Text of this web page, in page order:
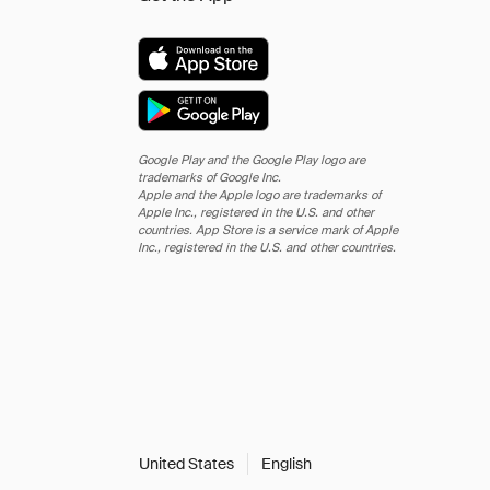
Google Play and the Google Play logo are
trademarks of Google Inc.
Apple and the Apple logo are trademarks of
Apple Inc., registered in the U.S. and other
countries. App Store is a service mark of Apple
Inc., registered in the U.S. and other countries.
United States English